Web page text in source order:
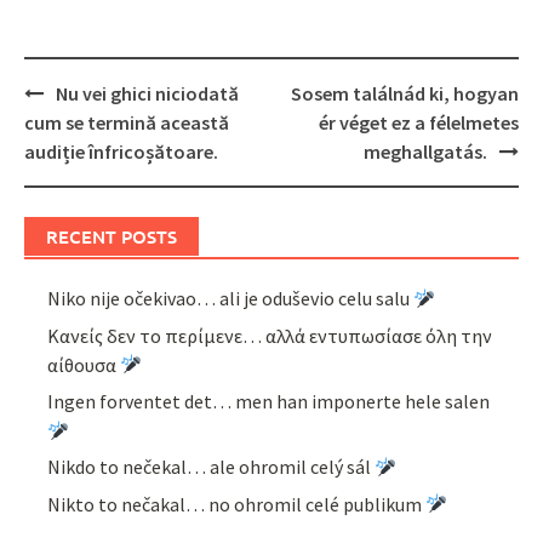
Post
navigation
Nu vei ghici niciodată
cum se termină această
audiție înfricoșătoare.
Sosem találnád ki, hogyan
ér véget ez a félelmetes
meghallgatás.
RECENT POSTS
Niko nije očekivao… ali je oduševio celu salu
Κανείς δεν το περίμενε… αλλά εντυπωσίασε όλη την
αίθουσα
Ingen forventet det… men han imponerte hele salen
Nikdo to nečekal… ale ohromil celý sál
Nikto to nečakal… no ohromil celé publikum